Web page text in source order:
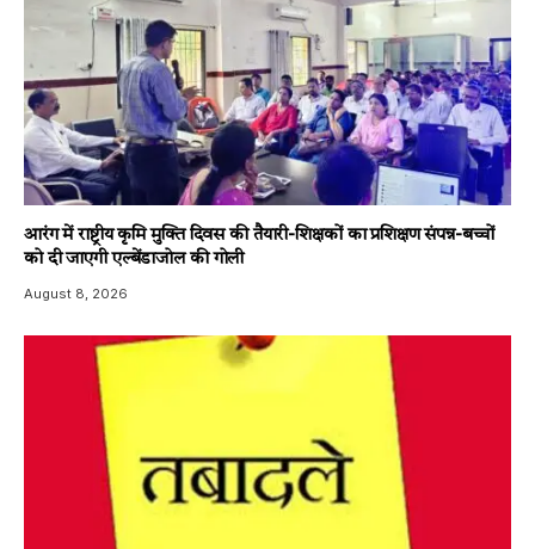
आरंग में राष्ट्रीय कृमि मुक्ति दिवस की तैयारी-शिक्षकों का प्रशिक्षण संपन्न-बच्चों
को दी जाएगी एल्बेंडाजोल की गोली
August 8, 2026